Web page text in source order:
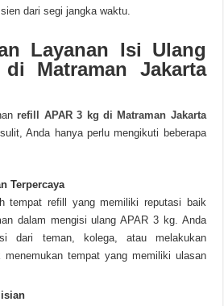
dari segi jangka waktu.
Layanan Isi Ulang
Matraman Jakarta
refill APAR 3 kg di Matraman Jakarta
Anda hanya perlu mengikuti beberapa
Terpercaya
tempat refill yang memiliki reputasi baik
dalam mengisi ulang APAR 3 kg. Anda
dari teman, kolega, atau melakukan
menemukan tempat yang memiliki ulasan